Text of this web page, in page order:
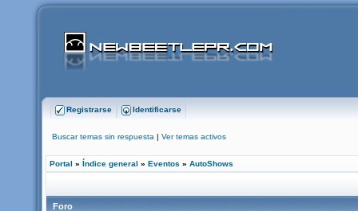
Registrarse Identificarse
Buscar temas sin respuesta | Ver temas activos
Portal » Índice general » Eventos » AutoShows
Foro